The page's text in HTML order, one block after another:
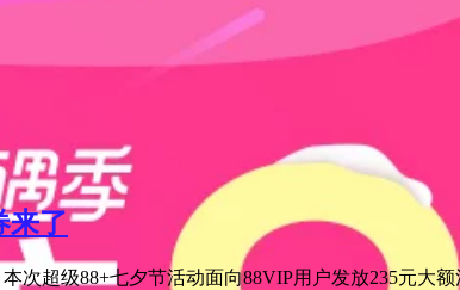
来了
次超级88+七夕节活动面向88VIP用户发放235元大